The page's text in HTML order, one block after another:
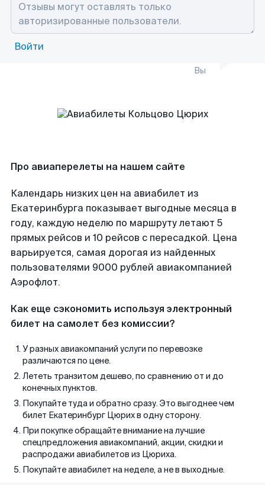
Войти
Вы
Про авиаперелеты на нашем сайте
Календарь низких цен на авиабилет из
Екатеринбурга показывает выгодные месяца в
году, каждую неделю по маршруту летают 5
прямых рейсов и 10 рейсов с пересадкой. Цена
варьируется, самая дорогая из найденных
пользователями 9000 рублей авиакомпанией
Аэрофлот.
Как еще сэкономить используя электронный
билет на самолет без комиссии?
У разных авиакомпаний услуги по перевозке
различаются по цене.
Лететь транзитом дешево, по сравнению от и до
конечных пунктов.
Покупайте туда и обратно сразу. Это выгоднее чем
билет Екатеринбург Цюрих в одну сторону.
При покупке обращайте внимание на лучшие
спецпредложения авиакомпаний, акции, скидки и
распродажи авиабилетов из Цюриха.
Покупайте авиабилет на неделе, а не в выходные.